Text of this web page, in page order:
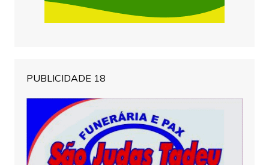
PUBLICIDADE 18